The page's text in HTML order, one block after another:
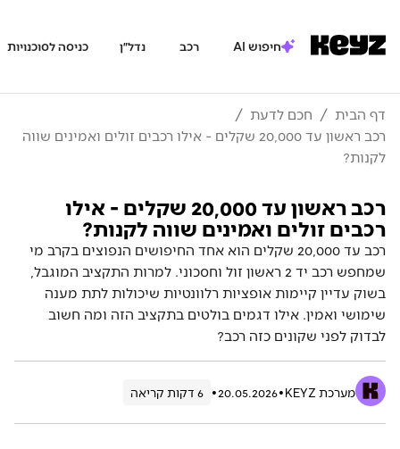
חיפוש AI רכב נדל״ן כניסה לסוכנויות
דף הבית / חכם לדעת /
רכב ראשון עד 20,000 שקלים - אילו רכבים זולים ואמינים שווה
לקנות?
רכב ראשון עד 20,000 שקלים - אילו
רכבים זולים ואמינים שווה לקנות?
רכב עד 20,000 שקלים הוא אחד החיפושים הנפוצים בקרב מי
שמחפש רכב יד 2 ראשון זול וחסכוני. למרות התקציב המוגבל,
בשוק עדיין קיימות אופציות רלוונטיות שיכולות לתת מענה
שימושי ואמין. אילו דגמים בולטים בתקציב הזה ומה חשוב
לבדוק לפני שקונים כזה רכב?
מערכת KEYZ •
20.05.2026
• 6 דקות קריאה